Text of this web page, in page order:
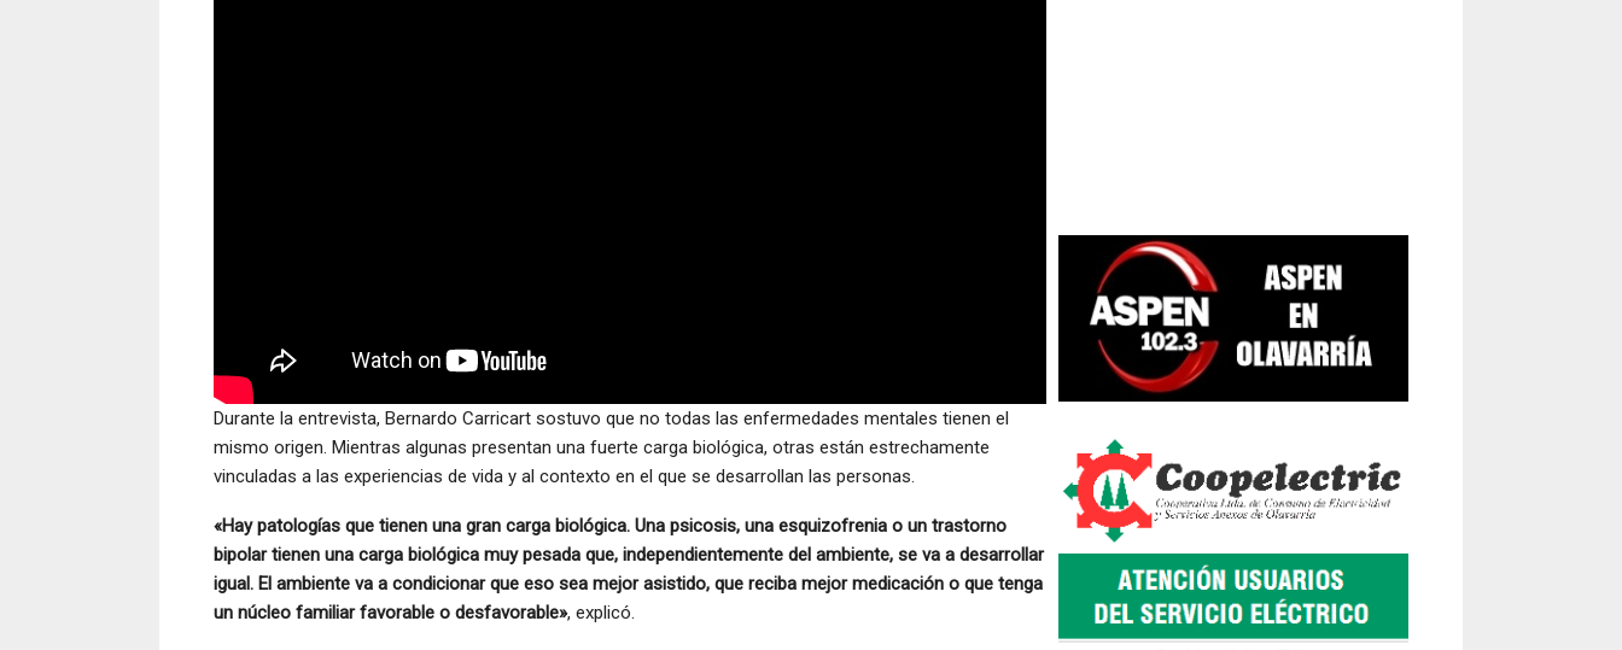
Durante la entrevista, Bernardo Carricart sostuvo que no todas las enfermedades mentales tienen el
mismo origen. Mientras algunas presentan una fuerte carga biológica, otras están estrechamente
vinculadas a las experiencias de vida y al contexto en el que se desarrollan las personas.
«Hay patologías que tienen una gran carga biológica. Una psicosis, una esquizofrenia o un trastorno
bipolar tienen una carga biológica muy pesada que, independientemente del ambiente, se va a desarrollar
igual. El ambiente va a condicionar que eso sea mejor asistido, que reciba mejor medicación o que tenga
un núcleo familiar favorable o desfavorable», explicó.